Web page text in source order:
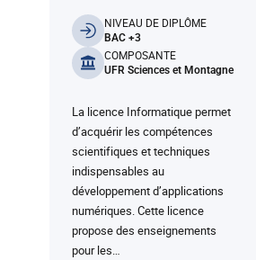
Informations clés
NIVEAU DE DIPLÔME
BAC +3
COMPOSANTE
UFR Sciences et Montagne
La licence Informatique permet
d’acquérir les compétences
scientifiques et techniques
indispensables au
développement d’applications
numériques. Cette licence
propose des enseignements
pour les…